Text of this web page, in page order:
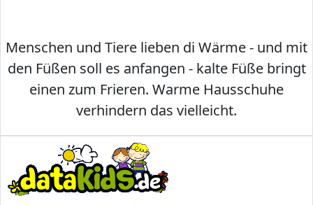
Menschen und Tiere lieben di Wärme - und mit
den Füßen soll es anfangen - kalte Füße bringt
einen zum Frieren. Warme Hausschuhe
verhindern das vielleicht.